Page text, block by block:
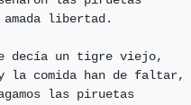
libertad.
decía un tigre viejo,
la comida han de faltar,
las piruetas